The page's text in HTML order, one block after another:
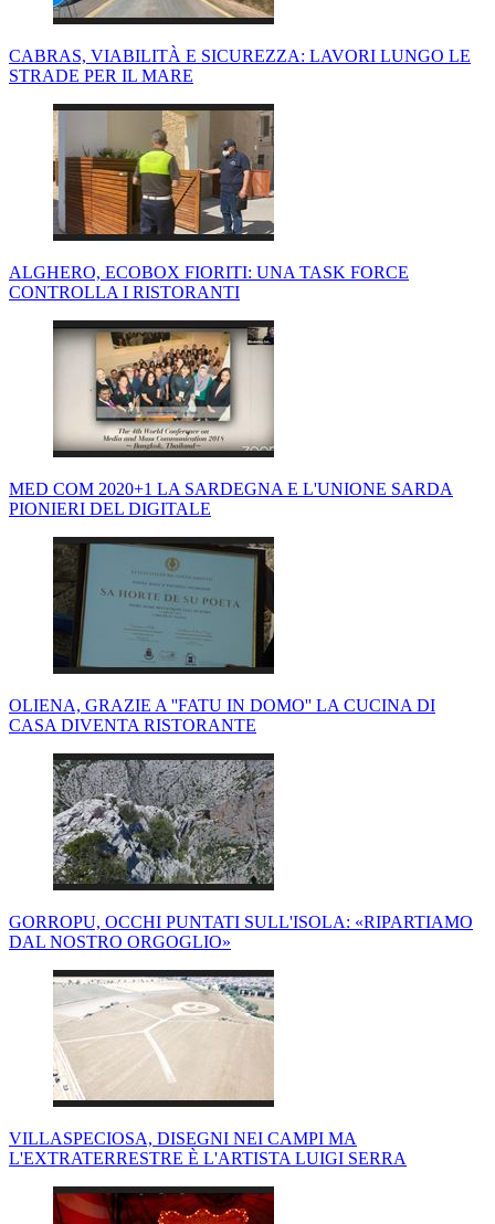
CABRAS, VIABILITÀ E SICUREZZA: LAVORI LUNGO LE
STRADE PER IL MARE
ALGHERO, ECOBOX FIORITI: UNA TASK FORCE
CONTROLLA I RISTORANTI
MED COM 2020+1 LA SARDEGNA E L'UNIONE SARDA
PIONIERI DEL DIGITALE
OLIENA, GRAZIE A ''FATU IN DOMO'' LA CUCINA DI
CASA DIVENTA RISTORANTE
GORROPU, OCCHI PUNTATI SULL'ISOLA: «RIPARTIAMO
DAL NOSTRO ORGOGLIO»
VILLASPECIOSA, DISEGNI NEI CAMPI MA
L'EXTRATERRESTRE È L'ARTISTA LUIGI SERRA